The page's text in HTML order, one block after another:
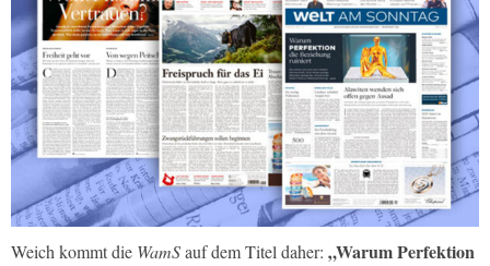
Weich kommt die WamSauf dem Titel daher: „Warum Perfektion